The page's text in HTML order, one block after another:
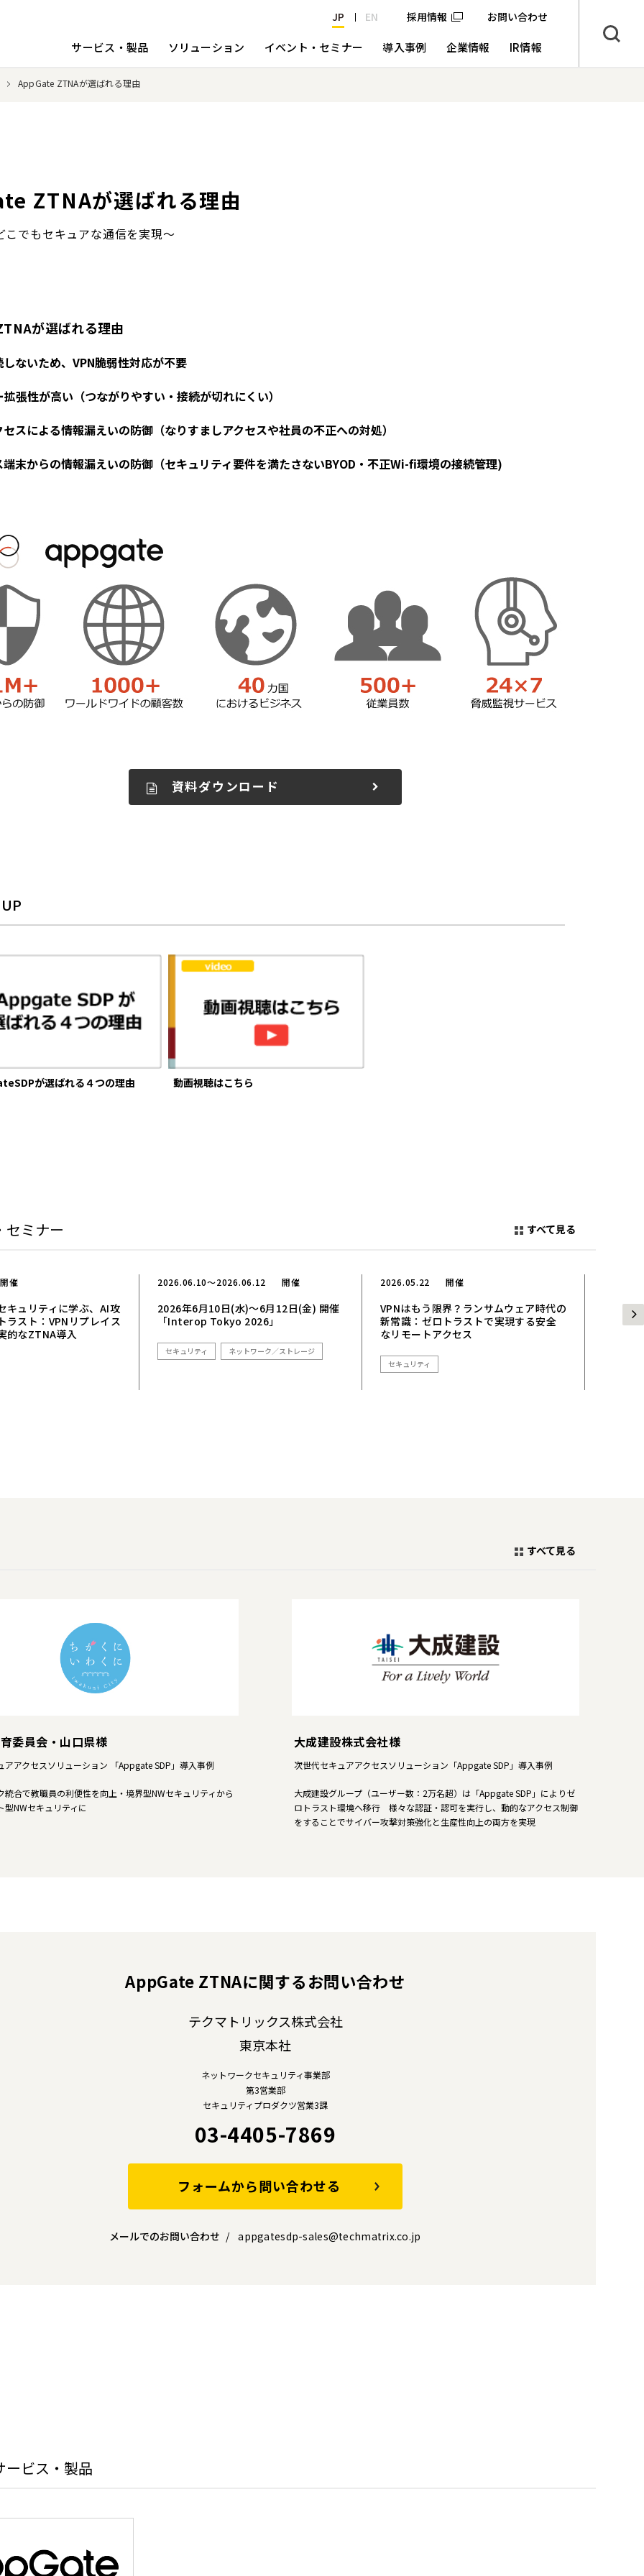
お問い合わせ
JP EN 採用情報
サービス・製品 ソリューション イベント・セミナー 導入事例 企業情報 IR情報
AppGate ZTNAが選ばれる理由
ZTNAが選ばれる理由
こでもセキュアな通信を実現～
が選ばれる理由
しないため、VPN脆弱性対応が不要
張性が高い（つながりやすい・接続が切れにくい）
スによる情報漏えいの防御（なりすましアクセスや社員の不正への対処）
端末からの情報漏えいの防御（セキュリティ要件を満たさないBYOD・不正Wi-fi環境の接続管理)
資料ダウンロード
が選ばれる４つの理由 動画視聴はこちら
セミナー
開催
キュリティに学ぶ、AI攻
ラスト：VPNリプレイス
的なZTNA導入
2026.06.10～2026.06.12 開催
2026年6月10日(水)～6月12日(金) 開催
「Interop Tokyo 2026」
セキュリティ ネットワーク／ストレージ
2026.05.22 開催
VPNはもう限界？ランサムウェア時代の
新常識：ゼロトラストで実現する安全
なリモートアクセス
セキュリティ
VPNは
新常識
すべて見る
委員会・山口県様
アアクセスソリューション 「Appgate SDP」導入事例
統合で教職員の利便性を向上・境界型NWセキュリティから
型NWセキュリティに
大成建設株式会社様
次世代セキュアアクセスソリューション「Appgate SDP」導入事例
大成建設グループ（ユーザー数：2万名超）は「Appgate SDP」によりゼ
ロトラスト環境へ移行 様々な認証・認可を実行し、動的なアクセス制御
をすることでサイバー攻撃対策強化と生産性向上の両方を実現
すべて見る
AppGate ZTNAに関するお問い合わせ
テクマトリックス株式会社
東京本社
ネットワークセキュリティ事業部
第3営業部
セキュリティプロダクツ営業3課
03-4405-7869
フォームから問い合わせる
メールでのお問い合わせ appgatesdp-sales@techmatrix.co.jp
ービス・製品